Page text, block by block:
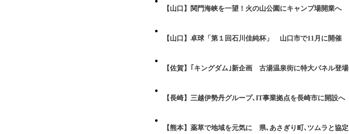
【山口】関門海峡を一望！火の山公園にキャンプ場開業へ
【山口】卓球「第１回石川佳純杯」 山口市で11月に開催
【佐賀】｢キングダム｣新企画 古湯温泉街に特大パネル登場
【長崎】三越伊勢丹グループ､IT事業拠点を長崎市に開設へ
【熊本】薬草で地域を元気に 県､あさぎり町､ツムラと協定